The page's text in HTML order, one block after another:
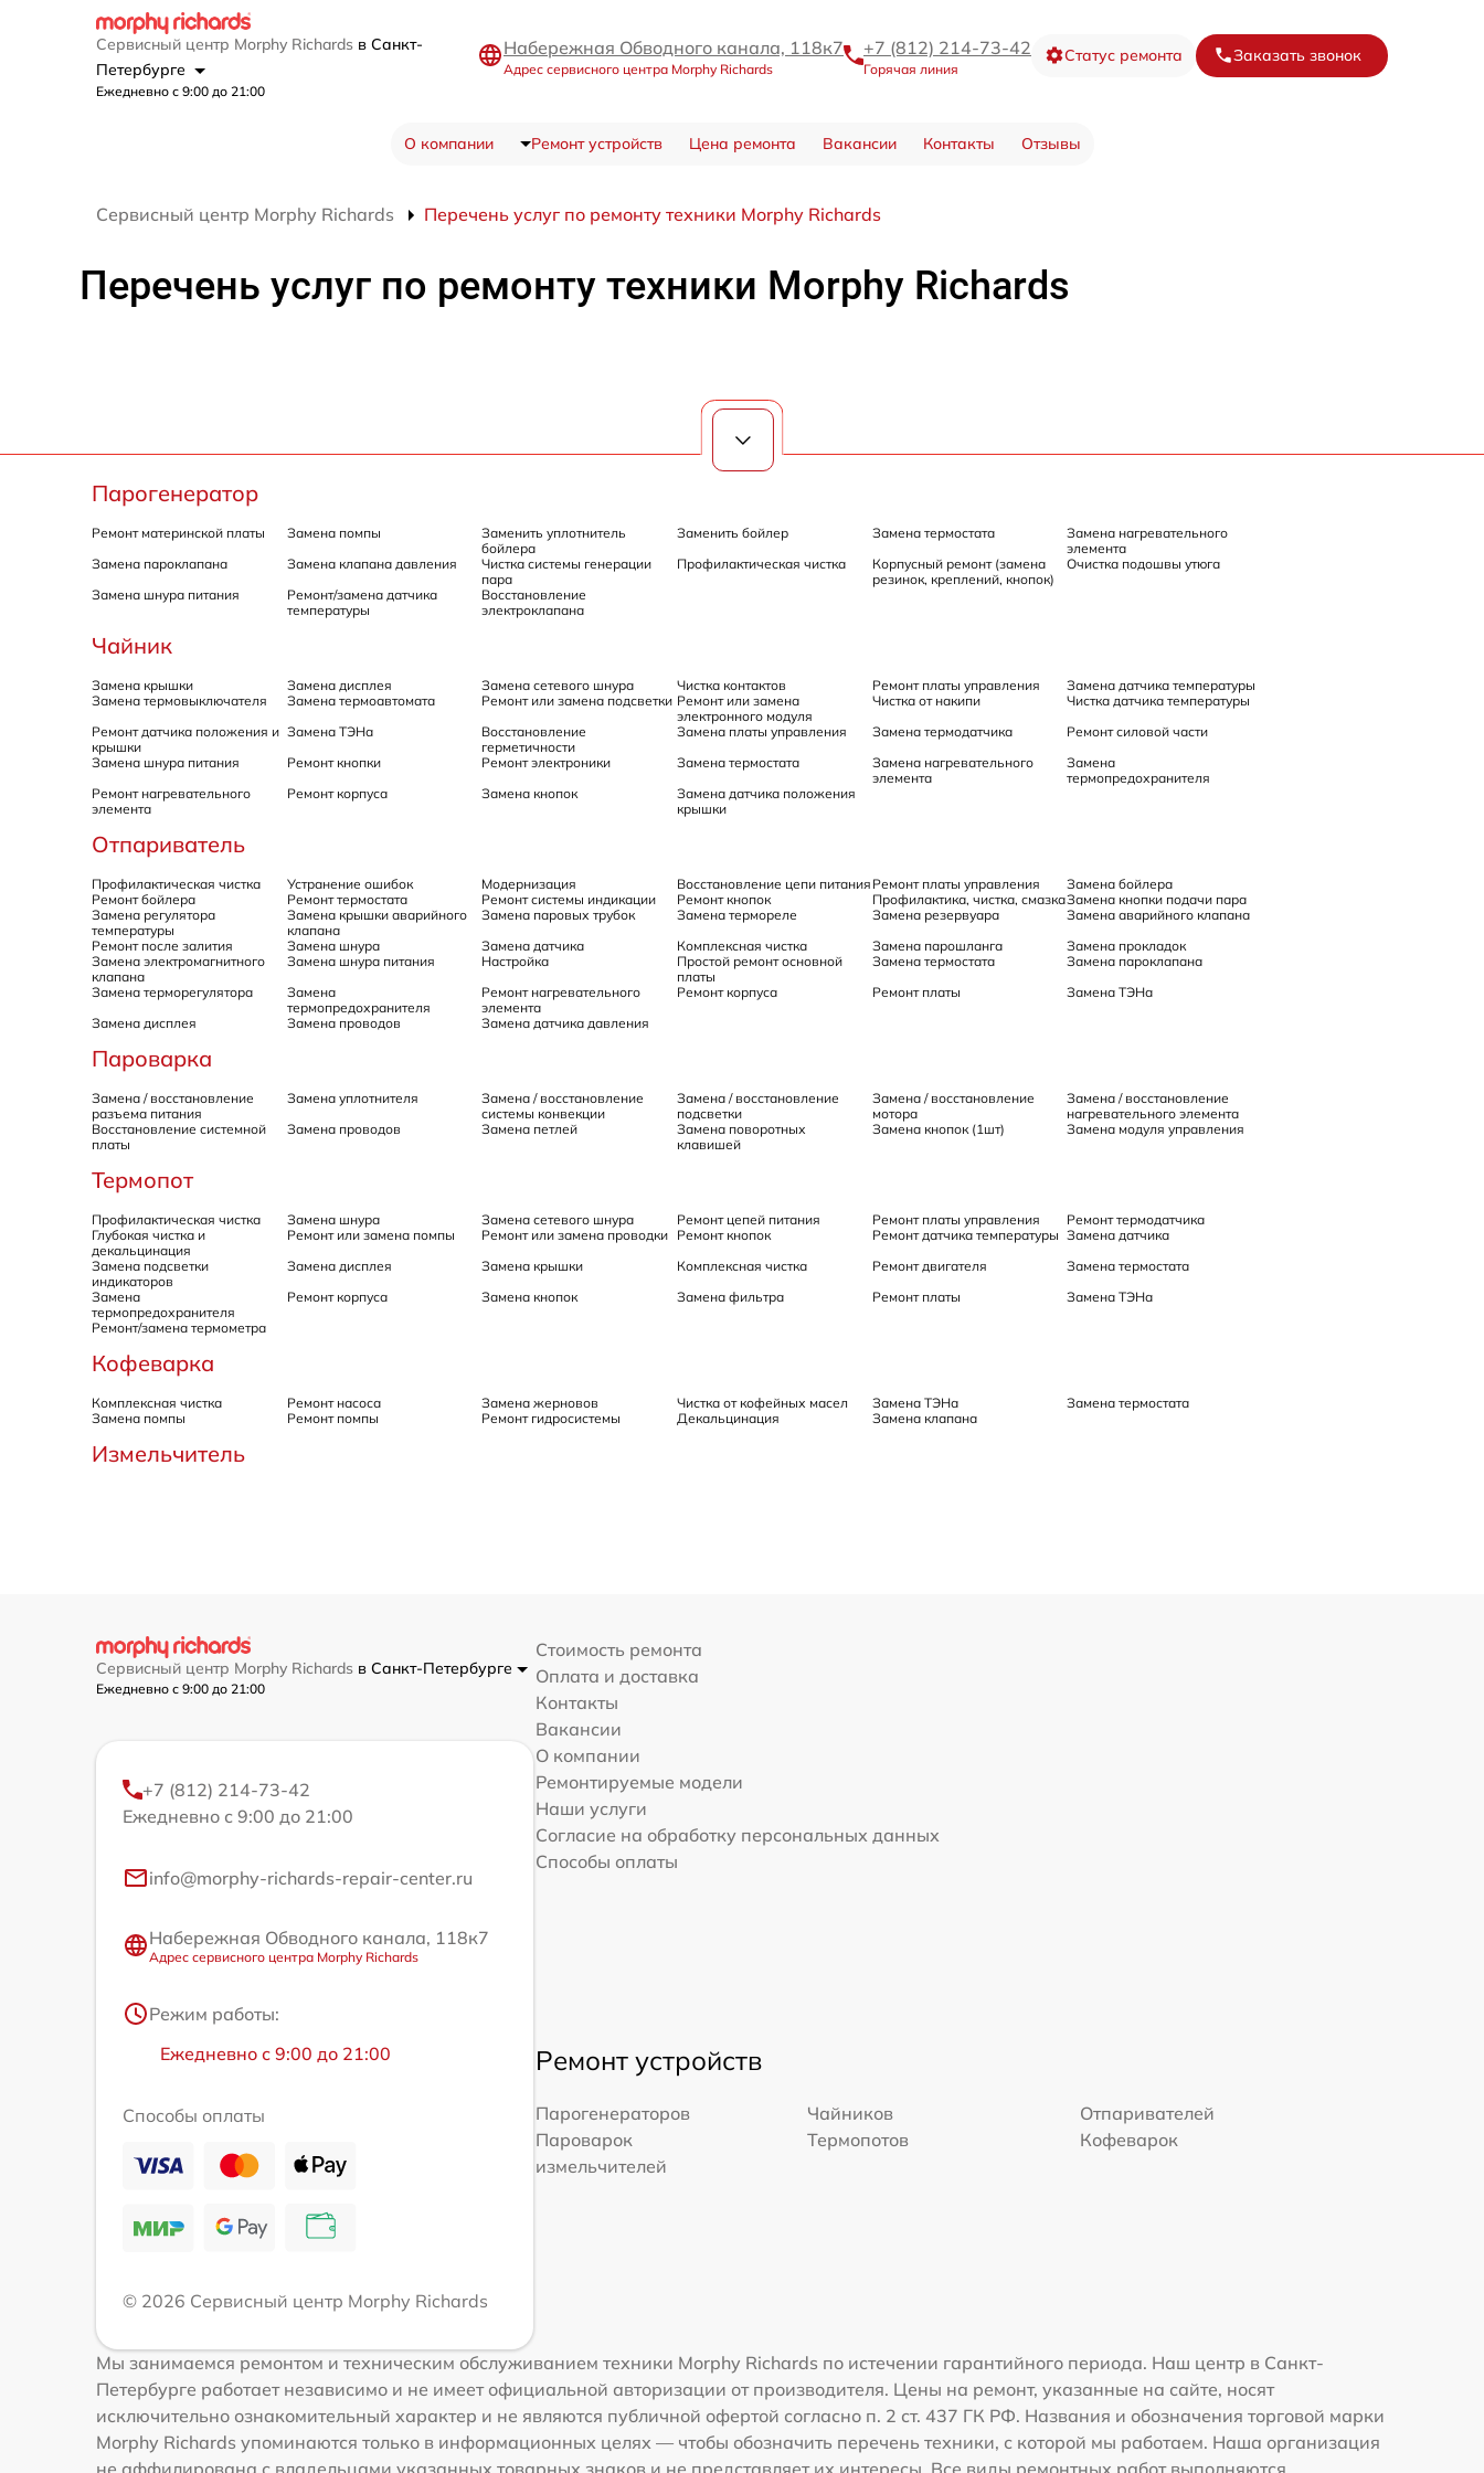
Сервисный центр Morphy Richards в Санкт-
Петербурге
Ежедневно с 9:00 до 21:00
Набережная Обводного канала, 118к7
Адрес сервисного центра Morphy Richards
+7 (812) 214-73-42
Горячая линия
Статус ремонта Заказать звонок
О компании Ремонт устройств Цена ремонта Вакансии Контакты Отзывы
Сервисный центр Morphy Richards Перечень услуг по ремонту техники Morphy Richards
Перечень услуг по ремонту техники Morphy Richards
Парогенератор
Ремонт материнской платы Замена помпы
Заменить уплотнитель
бойлера
Заменить бойлер Замена термостата
Замена нагревательного
элемента
Замена пароклапана
Замена клапана давления
Чистка системы генерации
пара
Профилактическая чистка
Корпусный ремонт (замена
резинок, креплений, кнопок)
Очистка подошвы утюга
Замена шнура питания
Ремонт/замена датчика
температуры
Восстановление
электроклапана
Чайник
Замена крышки Замена дисплея Замена сетевого шнура Чистка контактов Ремонт платы управления
Замена датчика температуры
Замена термовыключателя
Замена термоавтомата Ремонт или замена подсветки Ремонт или замена
электронного модуля
Чистка от накипи
Чистка датчика температуры
Ремонт датчика положения и
крышки
Замена ТЭНа
Восстановление
герметичности
Замена платы управления Замена термодатчика
Ремонт силовой части
Замена шнура питания
Ремонт кнопки Ремонт электроники Замена термостата
Замена нагревательного
элемента
Замена
термопредохранителя
Ремонт нагревательного
элемента
Ремонт корпуса Замена кнопок
Замена датчика положения
крышки
Отпариватель
Профилактическая чистка Устранение ошибок Модернизация Восстановление цепи питания Ремонт платы управления
Замена бойлера
Ремонт бойлера
Ремонт термостата Ремонт системы индикации Ремонт кнопок Профилактика, чистка, смазкаЗамена кнопки подачи пара
Замена регулятора
температуры
Замена крышки аварийного
клапана
Замена паровых трубок Замена термореле Замена резервуара
Замена аварийного клапана
Ремонт после залития
Замена шнура Замена датчика Комплексная чистка Замена парошланга
Замена прокладок
Замена электромагнитного
клапана
Замена шнура питания Настройка
Простой ремонт основной
платы
Замена термостата
Замена пароклапана
Замена терморегулятора
Замена
термопредохранителя
Ремонт нагревательного
элемента
Ремонт корпуса Ремонт платы
Замена ТЭНа
Замена дисплея
Замена проводов Замена датчика давления
Пароварка
Замена / восстановление
разъема питания
Замена уплотнителя
Замена / восстановление
системы конвекции
Замена / восстановление
подсветки
Замена / восстановление
мотора
Замена / восстановление
нагревательного элемента
Восстановление системной
платы
Замена проводов Замена петлей
Замена поворотных
клавишей
Замена кнопок (1шт) Замена модуля управления
Термопот
Профилактическая чистка Замена шнура Замена сетевого шнура Ремонт цепей питания Ремонт платы управления
Ремонт термодатчика
Глубокая чистка и
декальцинация
Ремонт или замена помпы Ремонт или замена проводки Ремонт кнопок Ремонт датчика температуры Замена датчика
Замена подсветки
индикаторов
Замена дисплея Замена крышки Комплексная чистка Ремонт двигателя
Замена термостата
Замена
термопредохранителя
Ремонт корпуса Замена кнопок Замена фильтра Ремонт платы
Замена ТЭНа
Ремонт/замена термометра
Кофеварка
Комплексная чистка Ремонт насоса Замена жерновов Чистка от кофейных масел Замена ТЭНа
Замена термостата
Замена помпы
Ремонт помпы Ремонт гидросистемы Декальцинация Замена клапана
Измельчитель
Сервисный центр Morphy Richards в Санкт-Петербурге
Ежедневно с 9:00 до 21:00
+7 (812) 214-73-42
Ежедневно с 9:00 до 21:00
info@morphy-richards-repair-center.ru
Набережная Обводного канала, 118к7
Адрес сервисного центра Morphy Richards
Режим работы:
Ежедневно с 9:00 до 21:00
Способы оплаты
© 2026 Сервисный центр Morphy Richards
Стоимость ремонта
Оплата и доставка
Контакты
Вакансии
О компании
Ремонтируемые модели
Наши услуги
Согласие на обработку персональных данных
Способы оплаты
Ремонт устройств
Парогенераторов Чайников
Отпаривателей
Пароварок
Термопотов
Кофеварок
измельчителей
Мы занимаемся ремонтом и техническим обслуживанием техники Morphy Richards по истечении гарантийного периода. Наш центр в Санкт-
Петербурге работает независимо и не имеет официальной авторизации от производителя. Цены на ремонт, указанные на сайте, носят
исключительно ознакомительный характер и не являются публичной офертой согласно п. 2 ст. 437 ГК РФ. Названия и обозначения торговой марки
Morphy Richards упоминаются только в информационных целях — чтобы обозначить перечень техники, с которой мы работаем. Наша организация
не аффилирована с владельцами указанных товарных знаков и не представляет их интересы. Все виды ремонтных работ выполняются